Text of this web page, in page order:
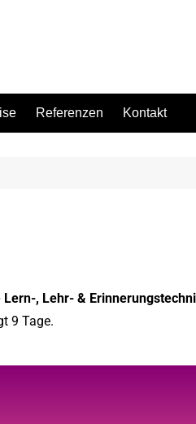
Referenzen Kontakt
, Lehr- &
9 Tage.